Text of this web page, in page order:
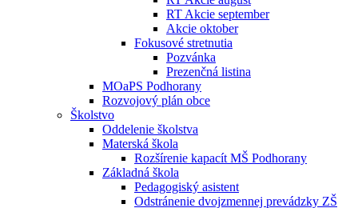
RT Akcie september
Akcie oktober
Fokusové stretnutia
Pozvánka
Prezenčná listina
MOaPS Podhorany
Rozvojový plán obce
Školstvo
Oddelenie školstva
Materská škola
Rozšírenie kapacít MŠ Podhorany
Základná škola
Pedagogiský asistent
Odstránenie dvojzmennej prevádzky ZŠ